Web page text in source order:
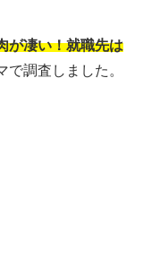
が凄い！就職先は
で調査しました。